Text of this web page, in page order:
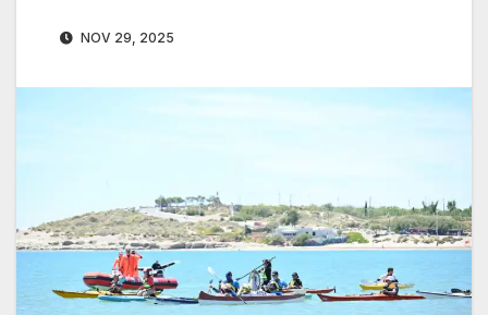
NOV 29, 2025